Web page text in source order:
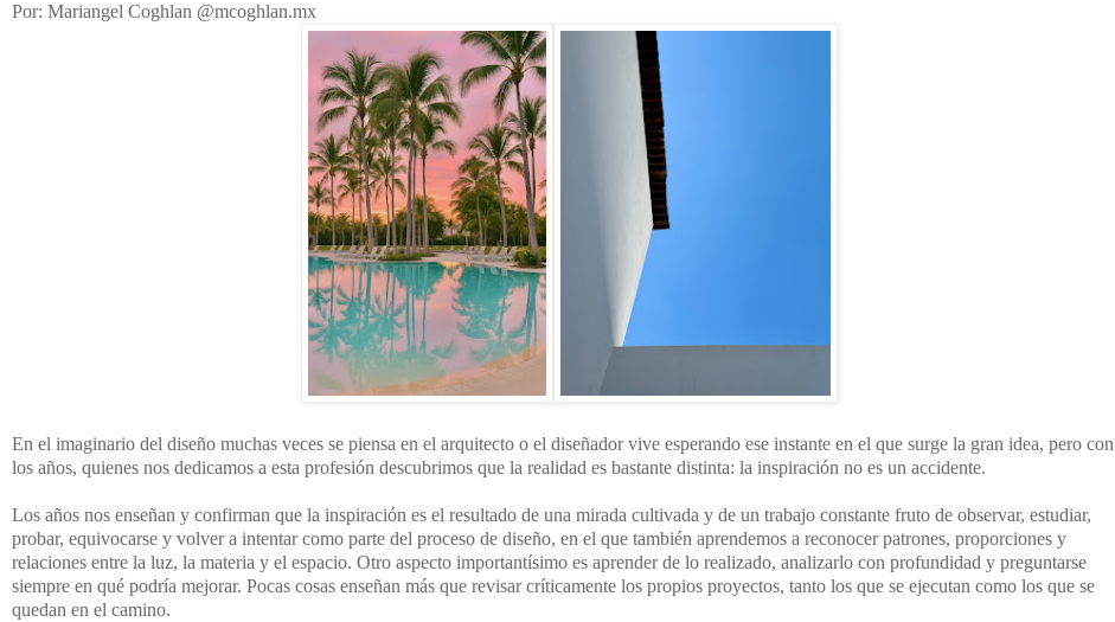
Por: Mariangel Coghlan @mcoghlan.mx
En el imaginario del diseño muchas veces se piensa en el arquitecto o el diseñador vive esperando ese instante en el que surge la gran idea, pero con
los años, quienes nos dedicamos a esta profesión descubrimos que la realidad es bastante distinta: la inspiración no es un accidente.
Los años nos enseñan y confirman que la inspiración es el resultado de una mirada cultivada y de un trabajo constante fruto de observar, estudiar,
probar, equivocarse y volver a intentar como parte del proceso de diseño, en el que también aprendemos a reconocer patrones, proporciones y
relaciones entre la luz, la materia y el espacio. Otro aspecto importantísimo es aprender de lo realizado, analizarlo con profundidad y preguntarse
siempre en qué podría mejorar. Pocas cosas enseñan más que revisar críticamente los propios proyectos, tanto los que se ejecutan como los que se
quedan en el camino.